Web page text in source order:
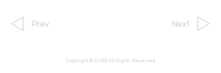
Prev. Next
Copyright © SURR All Rights Reserved